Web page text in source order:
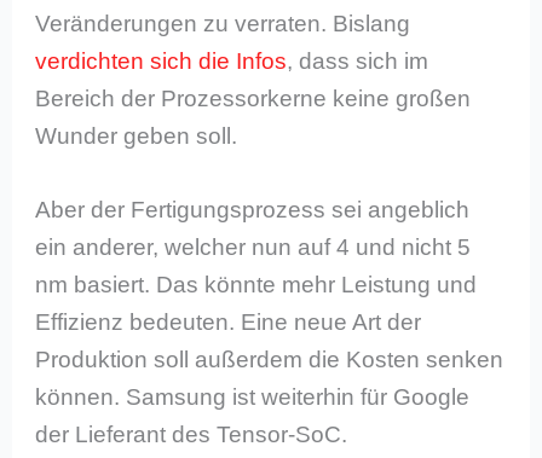
Veränderungen zu verraten. Bislang
verdichten sich die Infos, dass sich im
Bereich der Prozessorkerne keine großen
Wunder geben soll.
Aber der Fertigungsprozess sei angeblich
ein anderer, welcher nun auf 4 und nicht 5
nm basiert. Das könnte mehr Leistung und
Effizienz bedeuten. Eine neue Art der
Produktion soll außerdem die Kosten senken
können. Samsung ist weiterhin für Google
der Lieferant des Tensor-SoC.